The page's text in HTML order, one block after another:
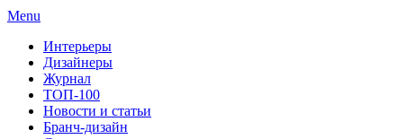
Menu
Интерьеры
Дизайнеры
Журнал
ТОП-100
Новости и статьи
Бранч-дизайн